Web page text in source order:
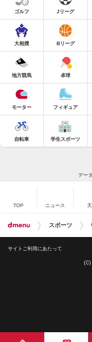
ゴルフ Jリーグ
大相撲 Bリーグ
地方競馬 卓球
モーター フィギュア
自転車 学生スポーツ
デー
TOP ニュース
スポーツ
サイトご利用にあたって
(C)